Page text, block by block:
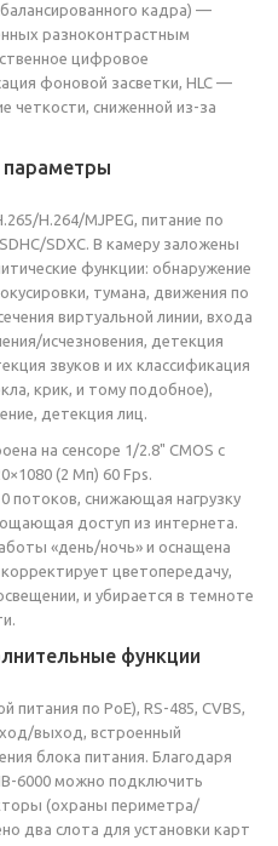
кадра) —
разноконтрастным
цифровое
фоновой засветки, HLC —
четкости, сниженной из-за
H.264/MJPEG, питание по
SDXC. В камеру заложены
функции: обнаружение
тумана, движения по
виртуальной линии, входа
исчезновения, детекция
звуков и их классификация
крик, и тому подобное),
детекция лиц.
на сенсоре 1/2.8" CMOS с
(2 Мп) 60 Fps.
потоков, снижающая нагрузку
доступ из интернета.
«день/ночь» и оснащена
цветопередачу,
и убирается в темноте
функции
по PoE), RS-485, CVBS,
выход, встроенный
блока питания. Благодаря
6000 можно подключить
(охраны периметра/
два слота для установки карт